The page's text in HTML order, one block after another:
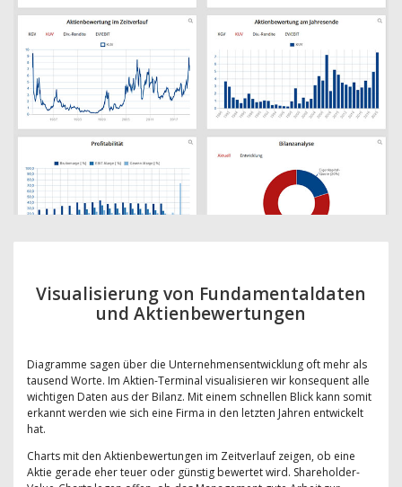
Visualisierung von Fundamentaldaten
und Aktienbewertungen
Diagramme sagen über die Unternehmensentwicklung oft mehr als
tausend Worte. Im Aktien-Terminal visualisieren wir konsequent alle
wichtigen Daten aus der Bilanz. Mit einem schnellen Blick kann somit
erkannt werden wie sich eine Firma in den letzten Jahren entwickelt
hat.
Charts mit den Aktienbewertungen im Zeitverlauf zeigen, ob eine
Aktie gerade eher teuer oder günstig bewertet wird. Shareholder-